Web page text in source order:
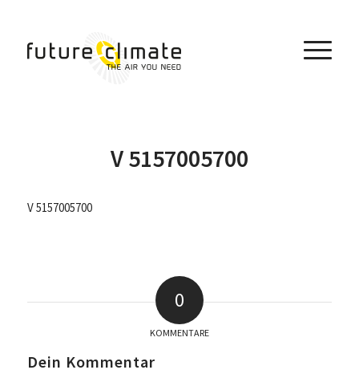
V 5157005700
V 5157005700
0
KOMMENTARE
Dein Kommentar